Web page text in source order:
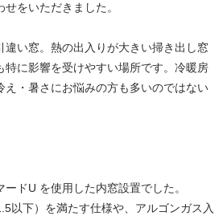
をいただきました。
違い窓。熱の出入りが大きい掃き出し窓
特に影響を受けやすい場所です。冷暖房
え・暑さにお悩みの方も多いのではない
ドU を使用した内窓設置でした。
以下）を満たす仕様や、アルゴンガス入